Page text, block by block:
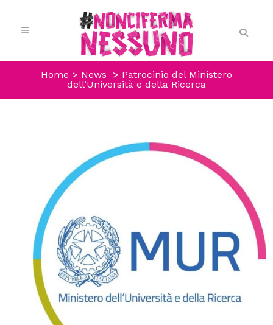
Home > News > Patrocinio del Ministero
dell’Università e della Ricerca